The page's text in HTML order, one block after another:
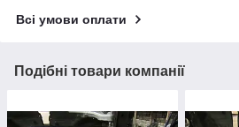
Всі умови оплати
Подібні товари компанії